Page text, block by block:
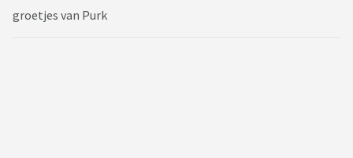
groetjes van Purk